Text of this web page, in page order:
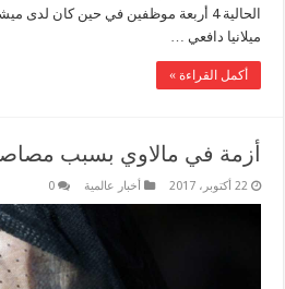
ميلانيا دافعي …
أكمل القراءة »
أزمة في مالاوي بسبب
22 أكتوبر، 2017 أخبار عالمية 0